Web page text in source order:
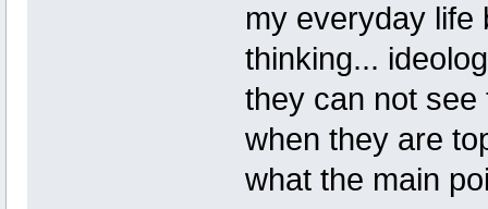
my everyday life
thinking...
they can not see
when they are
what the main